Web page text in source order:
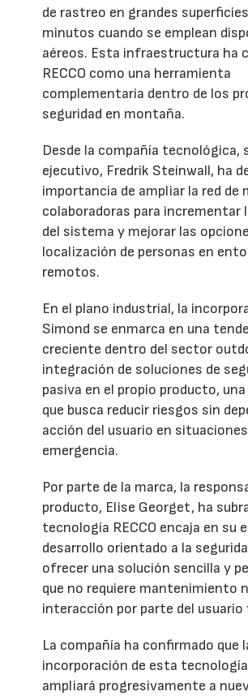
de rastreo en grandes
minutos cuando se emplean
aéreos. Esta infraestructura ha
RECCO como una herramienta
complementaria dentro de los
seguridad en montaña.
Desde la compañía tecnológica,
ejecutivo, Fredrik Steinwall, ha
importancia de ampliar la red de
colaboradoras para incrementar
del sistema y mejorar las
localización de personas en
remotos.
En el plano industrial, la
Simond se enmarca en una
creciente dentro del sector
integración de soluciones de
pasiva en el propio producto,
que busca reducir riesgos sin
acción del usuario en
emergencia.
Por parte de la marca, la
producto, Elise Georget, ha
tecnología RECCO encaja en su
desarrollo orientado a la
ofrecer una solución sencilla y
que no requiere mantenimiento
interacción por parte del usuario
La compañía ha confirmado que
incorporación de esta
ampliará progresivamente a